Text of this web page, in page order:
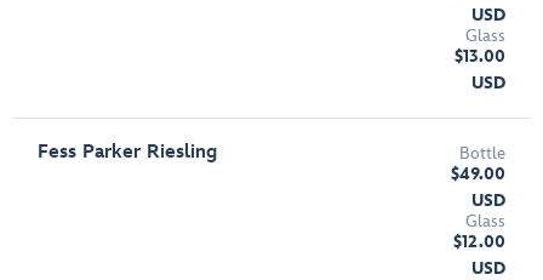
USD
Glass
$13.00
USD
Fess Parker Riesling
Bottle
$49.00
USD
Glass
$12.00
USD